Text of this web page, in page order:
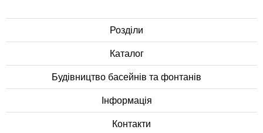
Розділи
Каталог
Будівництво басейнів та фонтанів
Інформація
Контакти